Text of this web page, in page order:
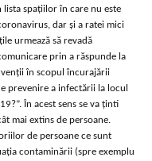
spațiilor în care nu este
dar și a ratei mici
urmează să revadă
prin a răspunde la
în scopul încurajării
prevenire a infectării la locul
În acest sens se va ținti
mai extins de persoane.
de persoane ce sunt
contaminării (spre exemplu